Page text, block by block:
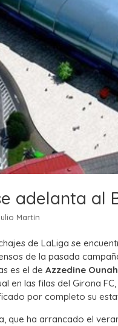
adelanta al
Martín
de LaLiga se
de la pasada
es el de Azzedine
en las filas del Girona
por completo su
que ha arrancado el